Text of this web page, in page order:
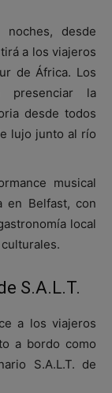
desde
a los viajeros
de África. Los
presenciar la
desde todos
lujo junto al río
musical
en Belfast, con
local
S.A.L.T.
a los viajeros
a bordo como
S.A.L.T. de